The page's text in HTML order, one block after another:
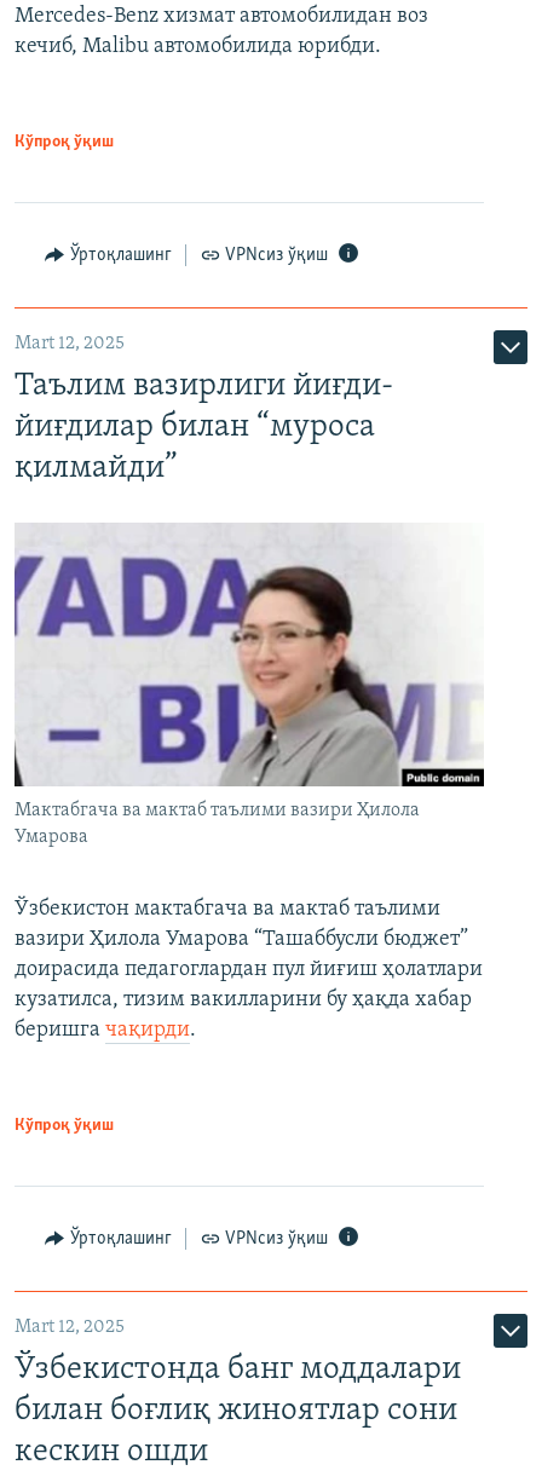
Mercedes-Benz хизмат автомобилидан воз
кечиб, Malibu автомобилида юрибди.
Кўпроқ ўқиш
Ўртоқлашинг VPNсиз ўқиш
Mart 12, 2025
Таълим вазирлиги йиғди-
йиғдилар билан “муроса
қилмайди”
Мактабгача ва мактаб таълими вазири Ҳилола
Умарова
Ўзбекистон мактабгача ва мактаб таълими
вазири Ҳилола Умарова “Ташаббусли бюджет”
доирасида педагоглардан пул йиғиш ҳолатлари
кузатилса, тизим вакилларини бу ҳақда хабар
беришга чақирди.
Кўпроқ ўқиш
Ўртоқлашинг VPNсиз ўқиш
Mart 12, 2025
Ўзбекистонда банг моддалари
билан боғлиқ жиноятлар сони
кескин ошди